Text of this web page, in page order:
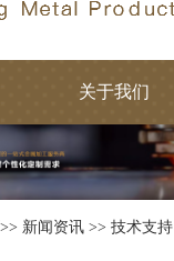
关于我们
>> 新闻资讯 >> 技术支持